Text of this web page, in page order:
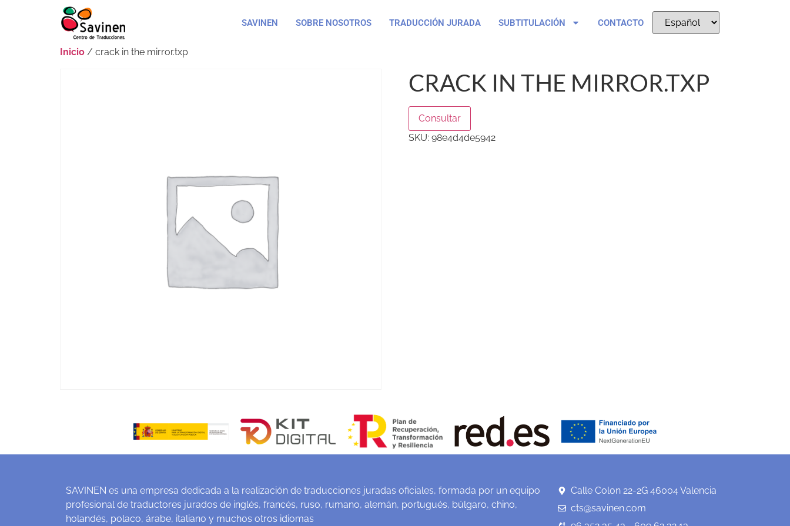
SAVINEN SOBRE NOSOTROS TRADUCCIÓN JURADA SUBTITULACIÓN CONTACTO
Inicio / crack in the mirror.txp
CRACK IN THE MIRROR.TXP
Consultar
SKU: 98e4d4de5942
SAVINEN es una empresa dedicada a la realización de traducciones juradas oficiales, formada por un equipo
profesional de traductores jurados de inglés, francés, ruso, rumano, alemán, portugués, búlgaro, chino,
holandés, polaco, árabe, italiano y muchos otros idiomas
Calle Colon 22-2G 46004 Valencia
cts@savinen.com